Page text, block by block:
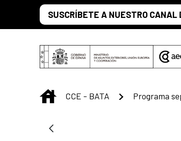
Skip to Main ContentSUSCRÍBETE A NUESTRO CANAL
INICIO
CCE - BATA Programa